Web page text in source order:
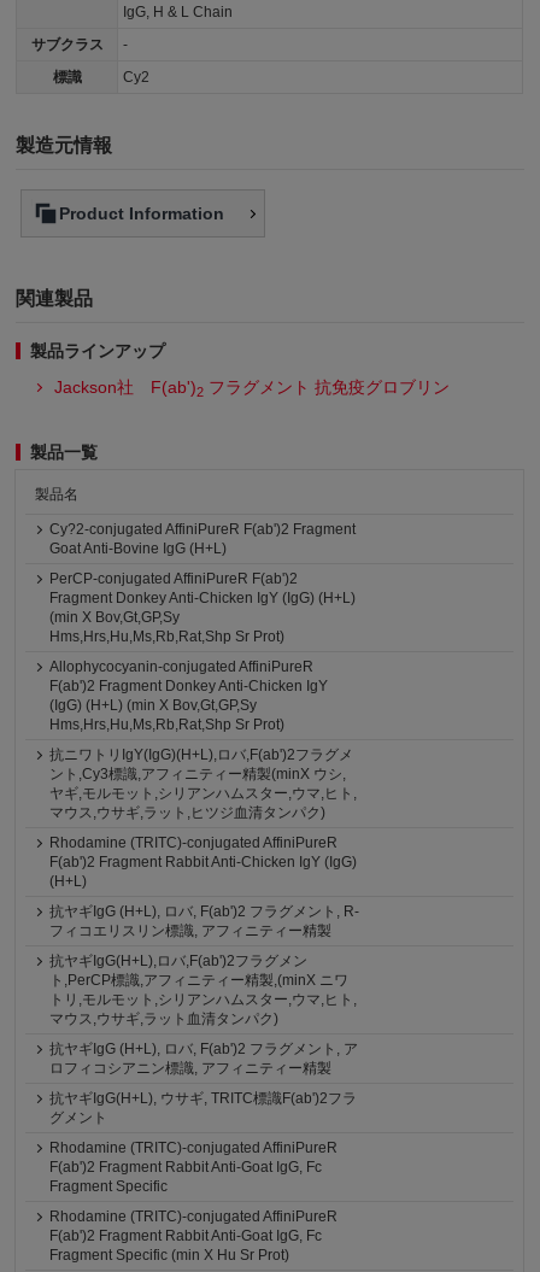
IgG, H & L Chain
サブクラス
-
標識
Cy2
製造元情報
Product Information
関連製品
製品ラインアップ
Jackson社 F(ab')2 フラグメント 抗免疫グロブリン
製品一覧
製品名
Cy?2-conjugated AffiniPureR F(ab')2 Fragment
Goat Anti-Bovine IgG (H+L)
PerCP-conjugated AffiniPureR F(ab')2
Fragment Donkey Anti-Chicken IgY (IgG) (H+L)
(min X Bov,Gt,GP,Sy
Hms,Hrs,Hu,Ms,Rb,Rat,Shp Sr Prot)
Allophycocyanin-conjugated AffiniPureR
F(ab')2 Fragment Donkey Anti-Chicken IgY
(IgG) (H+L) (min X Bov,Gt,GP,Sy
Hms,Hrs,Hu,Ms,Rb,Rat,Shp Sr Prot)
抗ニワトリIgY(IgG)(H+L),ロバ,F(ab')2フラグメ
ント,Cy3標識,アフィニティー精製(minX ウシ,
ヤギ,モルモット,シリアンハムスター,ウマ,ヒト,
マウス,ウサギ,ラット,ヒツジ血清タンパク)
Rhodamine (TRITC)-conjugated AffiniPureR
F(ab')2 Fragment Rabbit Anti-Chicken IgY (IgG)
(H+L)
抗ヤギIgG (H+L), ロバ, F(ab')2 フラグメント, R-
フィコエリスリン標識, アフィニティー精製
抗ヤギIgG(H+L),ロバ,F(ab')2フラグメン
ト,PerCP標識,アフィニティー精製,(minX ニワ
トリ,モルモット,シリアンハムスター,ウマ,ヒト,
マウス,ウサギ,ラット血清タンパク)
抗ヤギIgG (H+L), ロバ, F(ab')2 フラグメント, ア
ロフィコシアニン標識, アフィニティー精製
抗ヤギIgG(H+L), ウサギ, TRITC標識F(ab')2フラ
グメント
Rhodamine (TRITC)-conjugated AffiniPureR
F(ab')2 Fragment Rabbit Anti-Goat IgG, Fc
Fragment Specific
Rhodamine (TRITC)-conjugated AffiniPureR
F(ab')2 Fragment Rabbit Anti-Goat IgG, Fc
Fragment Specific (min X Hu Sr Prot)